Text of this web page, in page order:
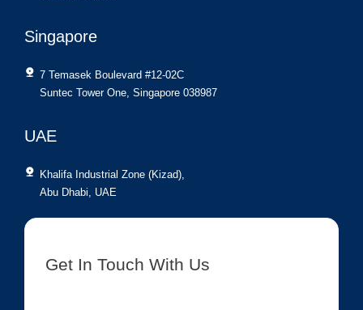
Singapore
7 Temasek Boulevard #12-02C
Suntec Tower One, Singapore 038987
UAE
Khalifa Industrial Zone (Kizad),
Abu Dhabi, UAE
Get In Touch With Us